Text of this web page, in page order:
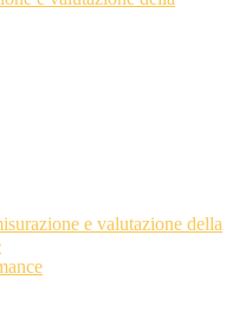
e valutazione della